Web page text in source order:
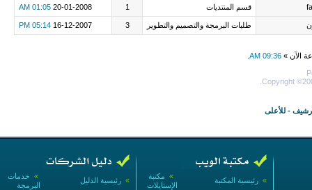
قسم المنتديات 1
20-01-2008
01:05 AM
طلبات البرمجة والتصميم والتطوير 3
16-12-2007
05:14 PM
الآن » 09:36 AM
Copyright
- للأعلى
» خدمات
البرمجة
» رئيسية الدليل
» مكتبة
الإستايلات
» رئيسية المكتبة